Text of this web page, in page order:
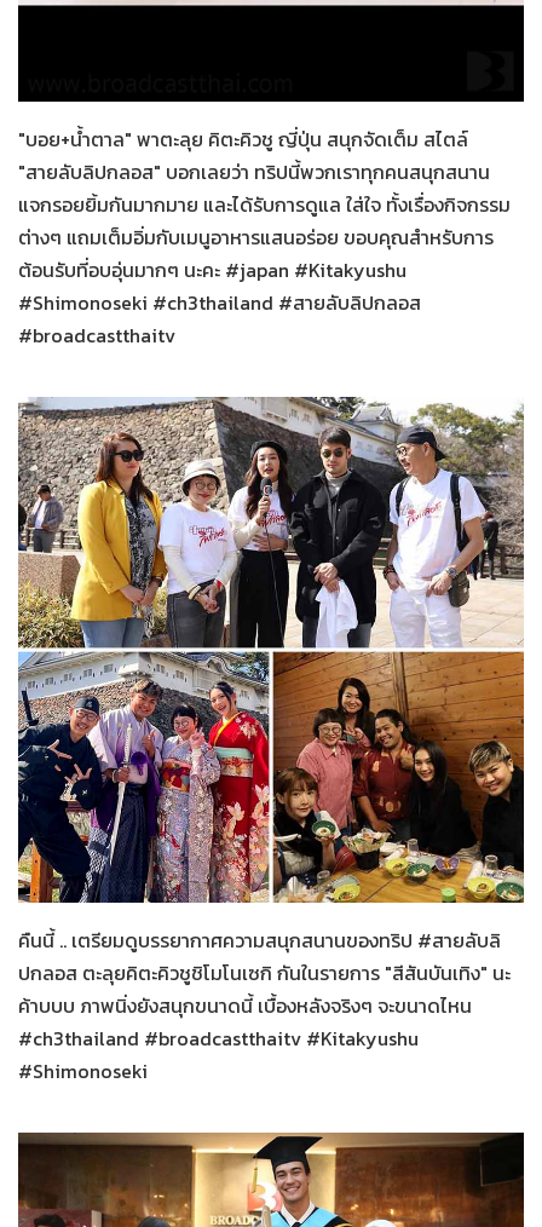
"บอย+น้ำตาล" พาตะลุย คิตะคิวชู ญี่ปุ่น สนุกจัดเต็ม สไตล์
"สายลับลิปกลอส" บอกเลยว่า ทริปนี้พวกเราทุกคนสนุกสนาน
แจกรอยยิ้มกันมากมาย และได้รับการดูแล ใส่ใจ ทั้งเรื่องกิจกรรม
ต่างๆ แถมเต็มอิ่มกับเมนูอาหารแสนอร่อย ขอบคุณสำหรับการ
ต้อนรับที่อบอุ่นมากๆ นะคะ #japan #Kitakyushu
#Shimonoseki #ch3thailand #สายลับลิปกลอส
#broadcastthaitv
20-02-2566 สายลับลิปกลอส
คืนนี้ .. เตรียมดูบรรยากาศความสนุกสนานของทริป #สายลับลิ
ปกลอส ตะลุยคิตะคิวชูชิโมโนเซกิ กันในรายการ "สีสันบันเทิง" นะ
ค้าบบบ ภาพนิ่งยังสนุกขนาดนี้ เบื้องหลังจริงๆ จะขนาดไหน
#ch3thailand #broadcastthaitv #Kitakyushu
#Shimonoseki